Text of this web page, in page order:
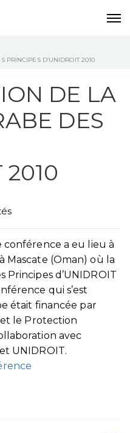
PRINCIPES D’UNIDROIT 2010
DE LA
DES
2010
conférence a eu lieu à
Mascate (Oman) où la
Principes d’UNIDROIT
qui s’est
était financée par
et le Protection
avec
UNIDROIT.